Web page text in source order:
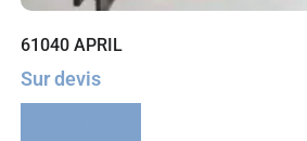
61040 APRIL
Sur devis